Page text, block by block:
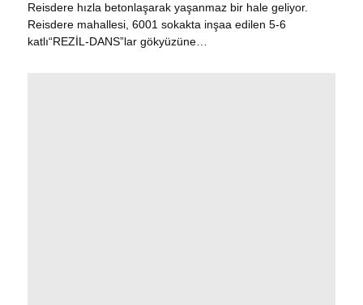
Reisdere hızla betonlaşarak yaşanmaz bir hale geliyor.
Reisdere mahallesi, 6001 sokakta inşaa edilen 5-6
katlı“REZİL-DANS”lar gökyüzüne…